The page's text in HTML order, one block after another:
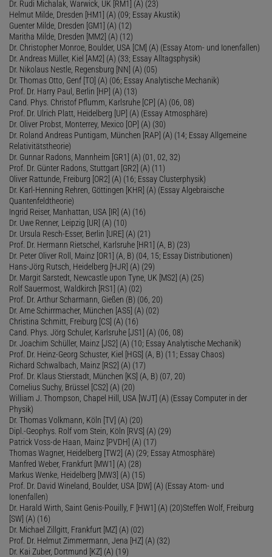
Dr. Rudi Michalak, Warwick, UK [RM1] (A) (23)
Helmut Milde, Dresden [HM1] (A) (09; Essay Akustik)
Guenter Milde, Dresden [GM1] (A) (12)
Maritha Milde, Dresden [MM2] (A) (12)
Dr. Christopher Monroe, Boulder, USA [CM] (A) (Essay Atom- und Ionenfallen)
Dr. Andreas Müller, Kiel [AM2] (A) (33; Essay Alltagsphysik)
Dr. Nikolaus Nestle, Regensburg [NN] (A) (05)
Dr. Thomas Otto, Genf [TO] (A) (06; Essay Analytische Mechanik)
Prof. Dr. Harry Paul, Berlin [HP] (A) (13)
Cand. Phys. Christof Pflumm, Karlsruhe [CP] (A) (06, 08)
Prof. Dr. Ulrich Platt, Heidelberg [UP] (A) (Essay Atmosphäre)
Dr. Oliver Probst, Monterrey, Mexico [OP] (A) (30)
Dr. Roland Andreas Puntigam, München [RAP] (A) (14; Essay Allgemeine
Relativitätstheorie)
Dr. Gunnar Radons, Mannheim [GR1] (A) (01, 02, 32)
Prof. Dr. Günter Radons, Stuttgart [GR2] (A) (11)
Oliver Rattunde, Freiburg [OR2] (A) (16; Essay Clusterphysik)
Dr. Karl-Henning Rehren, Göttingen [KHR] (A) (Essay Algebraische
Quantenfeldtheorie)
Ingrid Reiser, Manhattan, USA [IR] (A) (16)
Dr. Uwe Renner, Leipzig [UR] (A) (10)
Dr. Ursula Resch-Esser, Berlin [URE] (A) (21)
Prof. Dr. Hermann Rietschel, Karlsruhe [HR1] (A, B) (23)
Dr. Peter Oliver Roll, Mainz [OR1] (A, B) (04, 15; Essay Distributionen)
Hans-Jörg Rutsch, Heidelberg [HJR] (A) (29)
Dr. Margit Sarstedt, Newcastle upon Tyne, UK [MS2] (A) (25)
Rolf Sauermost, Waldkirch [RS1] (A) (02)
Prof. Dr. Arthur Scharmann, Gießen (B) (06, 20)
Dr. Arne Schirrmacher, München [AS5] (A) (02)
Christina Schmitt, Freiburg [CS] (A) (16)
Cand. Phys. Jörg Schuler, Karlsruhe [JS1] (A) (06, 08)
Dr. Joachim Schüller, Mainz [JS2] (A) (10; Essay Analytische Mechanik)
Prof. Dr. Heinz-Georg Schuster, Kiel [HGS] (A, B) (11; Essay Chaos)
Richard Schwalbach, Mainz [RS2] (A) (17)
Prof. Dr. Klaus Stierstadt, München [KS] (A, B) (07, 20)
Cornelius Suchy, Brüssel [CS2] (A) (20)
William J. Thompson, Chapel Hill, USA [WJT] (A) (Essay Computer in der
Physik)
Dr. Thomas Volkmann, Köln [TV] (A) (20)
Dipl.-Geophys. Rolf vom Stein, Köln [RVS] (A) (29)
Patrick Voss-de Haan, Mainz [PVDH] (A) (17)
Thomas Wagner, Heidelberg [TW2] (A) (29; Essay Atmosphäre)
Manfred Weber, Frankfurt [MW1] (A) (28)
Markus Wenke, Heidelberg [MW3] (A) (15)
Prof. Dr. David Wineland, Boulder, USA [DW] (A) (Essay Atom- und
Ionenfallen)
Dr. Harald Wirth, Saint Genis-Pouilly, F [HW1] (A) (20)Steffen Wolf, Freiburg
[SW] (A) (16)
Dr. Michael Zillgitt, Frankfurt [MZ] (A) (02)
Prof. Dr. Helmut Zimmermann, Jena [HZ] (A) (32)
Dr. Kai Zuber, Dortmund [KZ] (A) (19)